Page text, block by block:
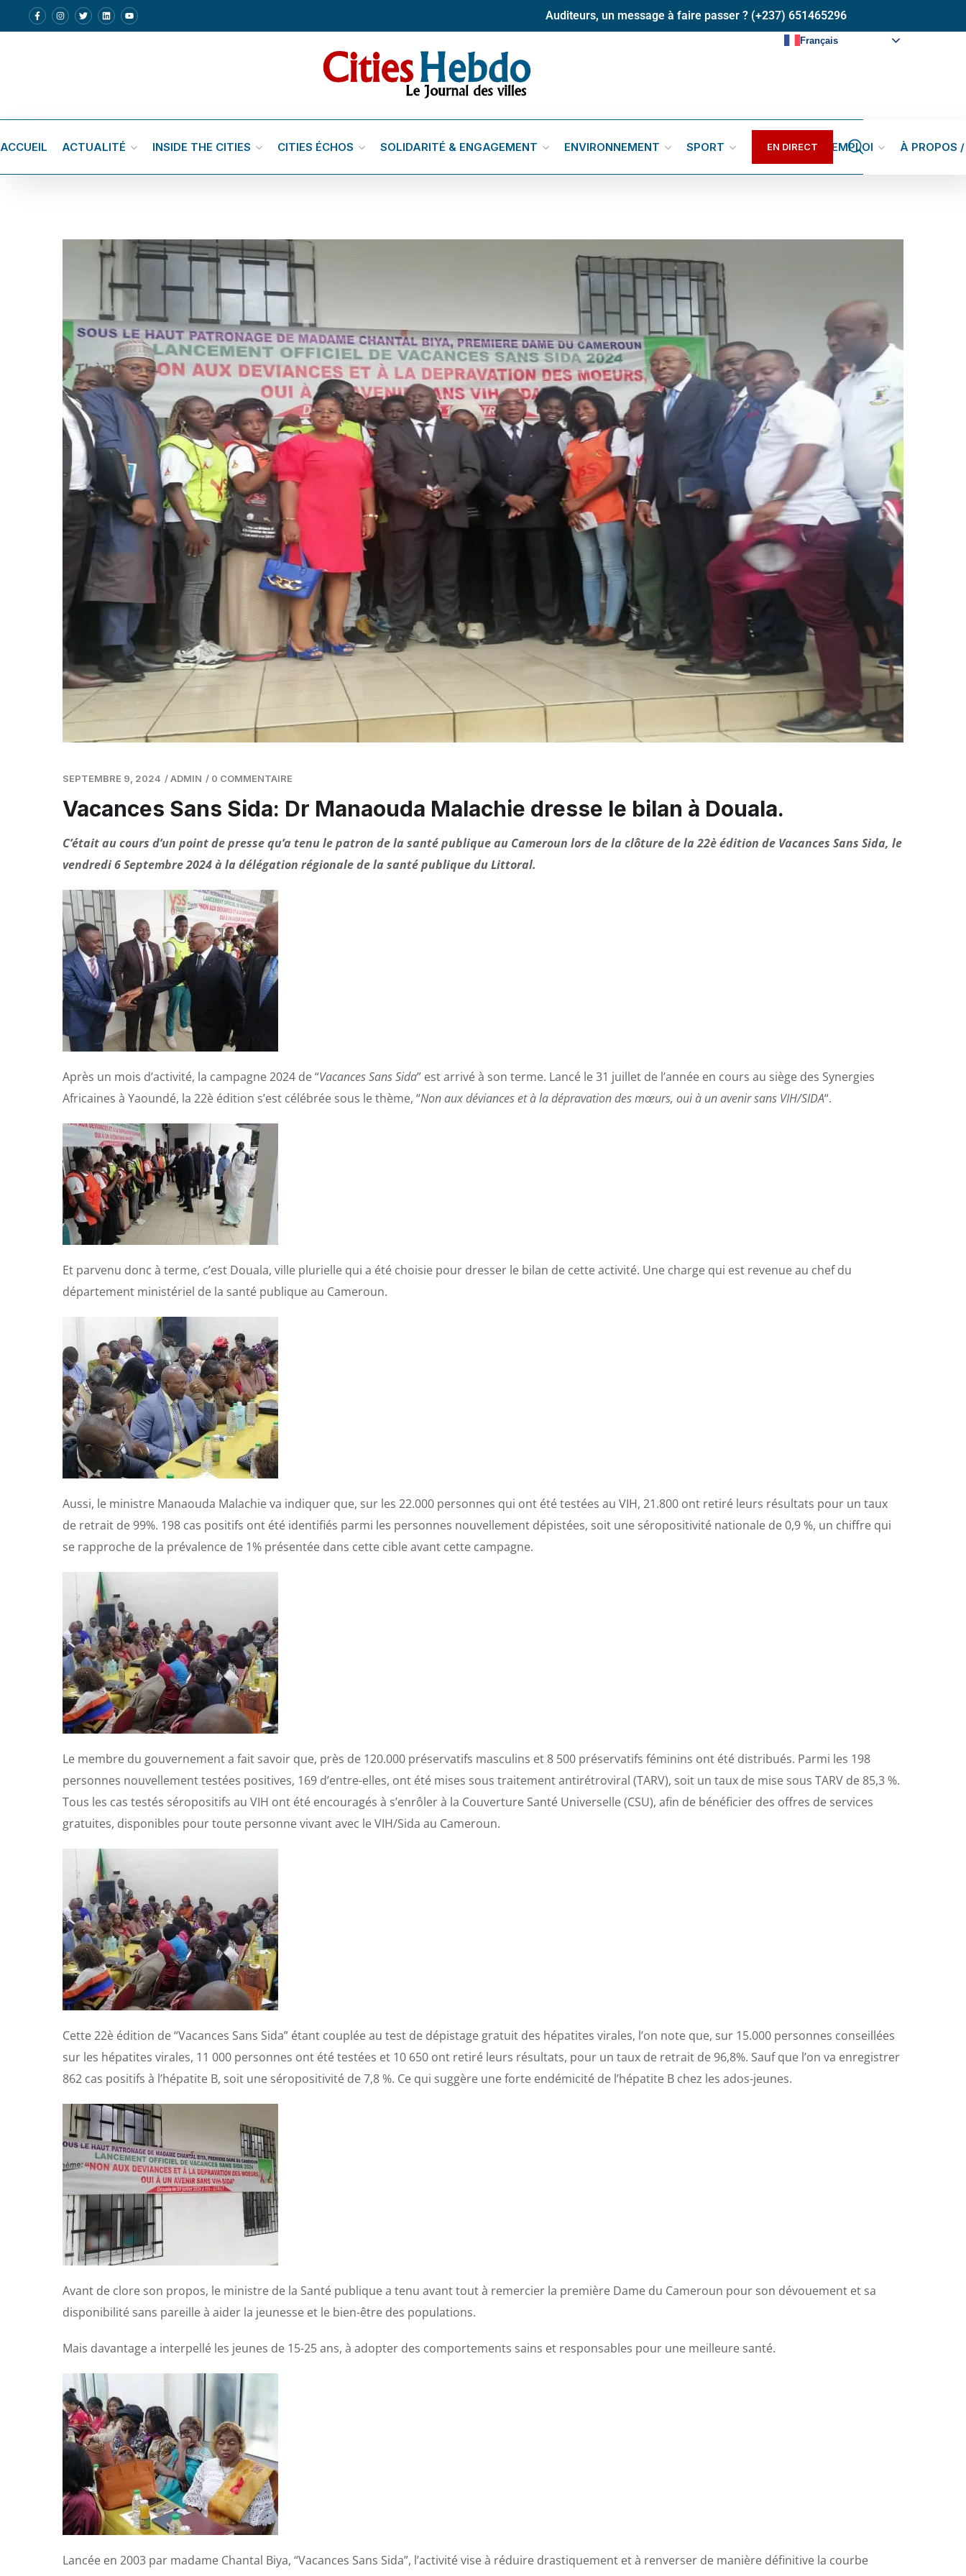
Auditeurs, un message à faire passer ? (+237) 651465296
ACCUEIL ACTUALITÉ INSIDE THE CITIES CITIES ÉCHOS SOLIDARITÉ & ENGAGEMENT ENVIRONNEMENT SPORT GALERIES EMPLOI À PROPOS
EN DIRECT
SEPTEMBRE 9, 2024 /ADMIN / 0 COMMENTAIRE
Vacances Sans Sida: Dr Manaouda Malachie dresse le bilan à Douala.
C’était au cours d’un point de presse qu’a tenu le patron de la santé publique au Cameroun lors de la clôture de la 22è édition de Vacances Sans Sida, le
vendredi 6 Septembre 2024 à la délégation régionale de la santé publique du Littoral.
Après un mois d’activité, la campagne 2024 de “Vacances Sans Sida” est arrivé à son terme. Lancé le 31 juillet de l’année en cours au siège des Synergies
Africaines à Yaoundé, la 22è édition s’est célébrée sous le thème, “Non aux déviances et à la dépravation des mœurs, oui à un avenir sans VIH/SIDA“.
Et parvenu donc à terme, c’est Douala, ville plurielle qui a été choisie pour dresser le bilan de cette activité. Une charge qui est revenue au chef du
département ministériel de la santé publique au Cameroun.
Aussi, le ministre Manaouda Malachie va indiquer que, sur les 22.000 personnes qui ont été testées au VIH, 21.800 ont retiré leurs résultats pour un taux
de retrait de 99%. 198 cas positifs ont été identifiés parmi les personnes nouvellement dépistées, soit une séropositivité nationale de 0,9 %, un chiffre qui
se rapproche de la prévalence de 1% présentée dans cette cible avant cette campagne.
Le membre du gouvernement a fait savoir que, près de 120.000 préservatifs masculins et 8 500 préservatifs féminins ont été distribués. Parmi les 198
personnes nouvellement testées positives, 169 d’entre-elles, ont été mises sous traitement antirétroviral (TARV), soit un taux de mise sous TARV de 85,3 %.
Tous les cas testés séropositifs au VIH ont été encouragés à s’enrôler à la Couverture Santé Universelle (CSU), afin de bénéficier des offres de services
gratuites, disponibles pour toute personne vivant avec le VIH/Sida au Cameroun.
Cette 22è édition de “Vacances Sans Sida” étant couplée au test de dépistage gratuit des hépatites virales, l’on note que, sur 15.000 personnes conseillées
sur les hépatites virales, 11 000 personnes ont été testées et 10 650 ont retiré leurs résultats, pour un taux de retrait de 96,8%. Sauf que l’on va enregistrer
862 cas positifs à l’hépatite B, soit une séropositivité de 7,8 %. Ce qui suggère une forte endémicité de l’hépatite B chez les ados-jeunes.
Avant de clore son propos, le ministre de la Santé publique a tenu avant tout à remercier la première Dame du Cameroun pour son dévouement et sa
disponibilité sans pareille à aider la jeunesse et le bien-être des populations.
Mais davantage a interpellé les jeunes de 15-25 ans, à adopter des comportements sains et responsables pour une meilleure santé.
Lancée en 2003 par madame Chantal Biya, “Vacances Sans Sida”, l’activité vise à réduire drastiquement et à renverser de manière définitive la courbe
Français